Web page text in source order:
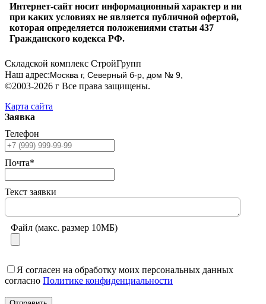
Интернет-сайт носит информационный характер и ни
при каких условиях не является публичной офертой,
которая определяется положениями статьи 437
Гражданского кодекса РФ.
Складской комплекс СтройГрупп
Наш адрес:Москва г, Северный б-р, дом № 9,
©2003-2026 г Все права защищены.
Карта сайта
Заявка
Телефон
Почта*
Текст заявки
Файл (макс. размер 10МБ)
Я согласен на обработку моих персональных данных
согласно Политике конфиденциальности